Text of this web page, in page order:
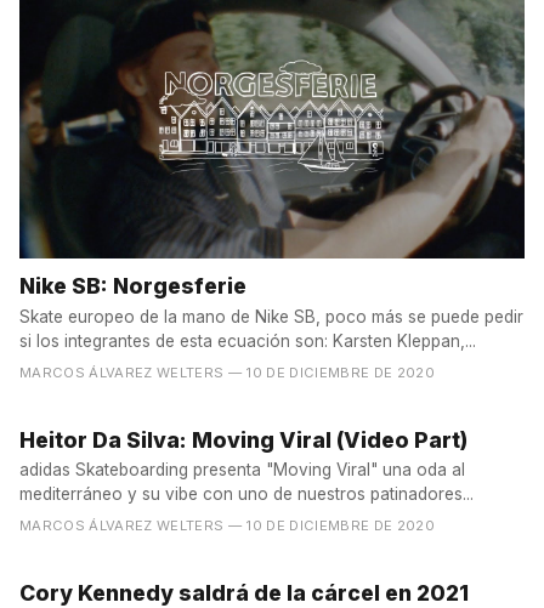
Nike SB: Norgesferie
Skate europeo de la mano de Nike SB, poco más se puede pedir
si los integrantes de esta ecuación son: Karsten Kleppan,...
MARCOS ÁLVAREZ WELTERS — 10 DE DICIEMBRE DE 2020
Heitor Da Silva: Moving Viral (Video Part)
adidas Skateboarding presenta "Moving Viral" una oda al
mediterráneo y su vibe con uno de nuestros patinadores...
MARCOS ÁLVAREZ WELTERS — 10 DE DICIEMBRE DE 2020
Cory Kennedy saldrá de la cárcel en 2021